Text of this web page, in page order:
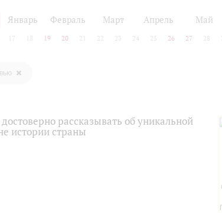
Январь Февраль Март Апрель Май
17 18 19 20 21 22 23 24 25 26 27 28
рассказывать об уникальной
истории страны